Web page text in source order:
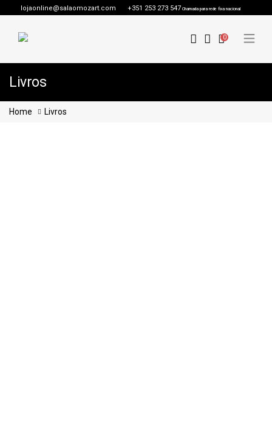
lojaonline@salaomozart.com +351 253 273 547 Chamada para rede fixa nacional
0
Livros
Home Livros